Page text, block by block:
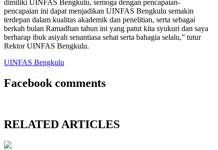
dimiliki UINFAS Bengkulu, semoga dengan pencapaian-
pencapaian ini dapat menjadikan UINFAS Bengkulu semakin
terdepan dalam kualitas akademik dan penelitian, serta sebagai
berkah bulan Ramadhan tahun ini yang patut kita syukuri dan saya
berharap ibuk asiyah senantiasa sehat serta bahagia selalu,” tutur
Rektor UINFAS Bengkulu.
UINFAS Bengkulu
Facebook comments
RELATED ARTICLES